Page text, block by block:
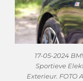
17-05-2024
Sportieve
Exterieur. FOTO